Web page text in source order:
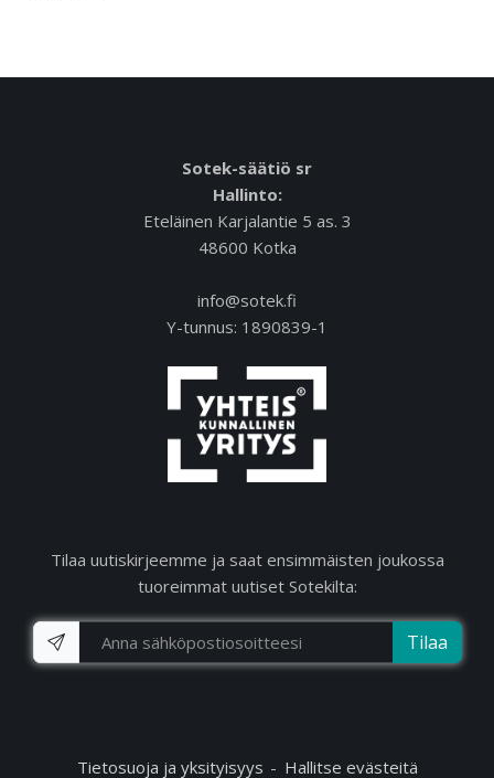
Sotek-säätiö sr
Hallinto:
Eteläinen Karjalantie 5 as. 3
48600 Kotka
info@sotek.fi
Y-tunnus: 1890839-1
Tilaa uutiskirjeemme ja saat ensimmäisten joukossa
tuoreimmat uutiset Sotekilta:
Tilaa
Tietosuoja ja yksityisyys Hallitse evästeitä